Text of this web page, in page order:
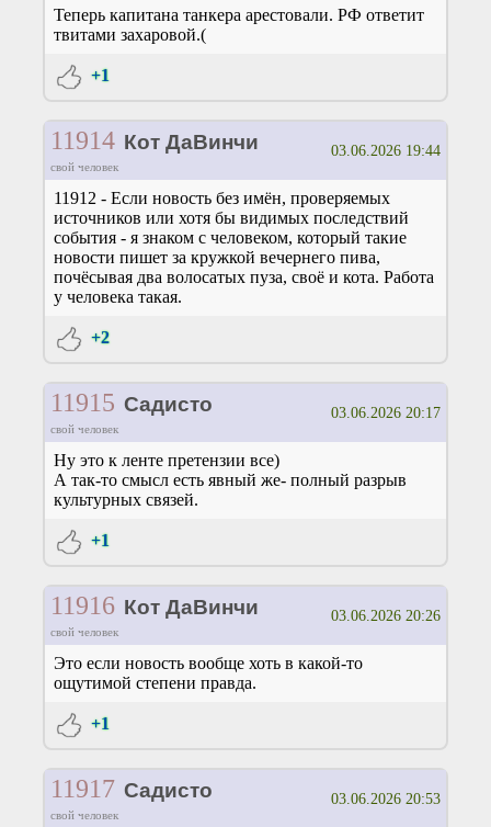
Теперь капитана танкера арестовали. РФ ответит
твитами захаровой.(
+1
11914 Кот ДаВинчи
свой человек
03.06.2026 19:44
11912 - Если новость без имён, проверяемых
источников или хотя бы видимых последствий
события - я знаком с человеком, который такие
новости пишет за кружкой вечернего пива,
почёсывая два волосатых пуза, своё и кота. Работа
у человека такая.
+2
11915 Садисто
свой человек
03.06.2026 20:17
Ну это к ленте претензии все)
А так-то смысл есть явный же- полный разрыв
культурных связей.
+1
11916 Кот ДаВинчи
свой человек
03.06.2026 20:26
Это если новость вообще хоть в какой-то
ощутимой степени правда.
+1
11917 Садисто
свой человек
03.06.2026 20:53